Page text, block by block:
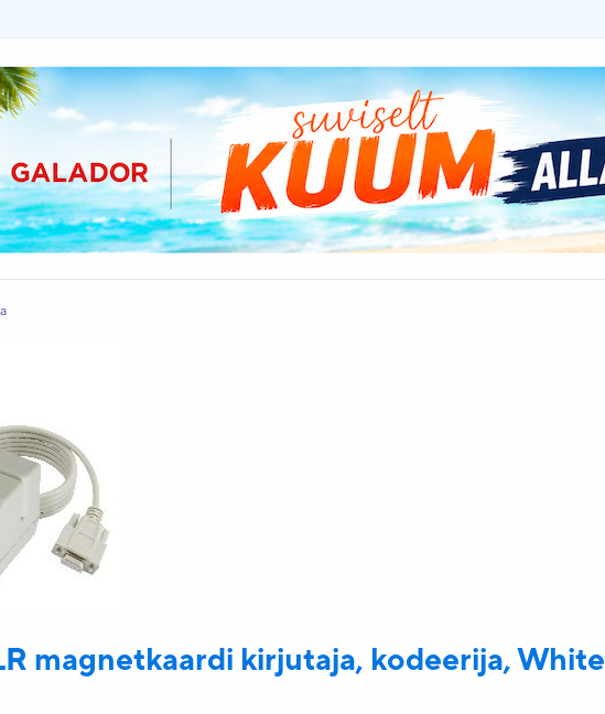
magnetkaardi kirjutaja, kodeerija, White